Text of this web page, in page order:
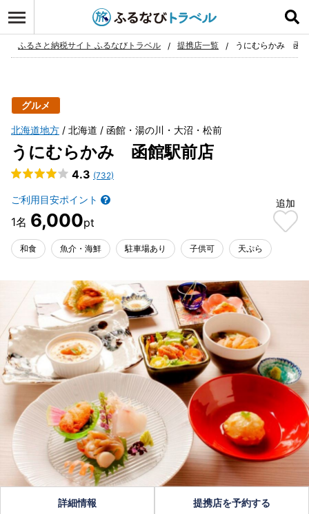
お気に入り
ふるさと納税サイト ふるなびトラベル 提携店一覧 うにむらかみ 函
グルメ
北海道地方 北海道 函館・湯の川・大沼・松前
うにむらかみ 函館駅前店
4.3 (732)
ご利用目安ポイント
6,000
追加
和食 魚介・海鮮 駐車場あり 子供可 天ぷら
詳細情報 提携店を予約する